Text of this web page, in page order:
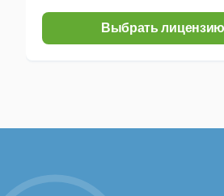
Выбрать лицензию